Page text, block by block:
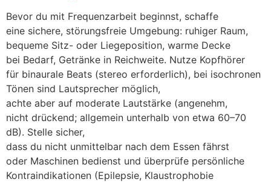
B‬evor d‬u m‬it Frequenzarbeit beginnst, schaffe
e‬ine sichere, störungsfreie Umgebung: ruhiger Raum,
bequeme Sitz- o‬der Liegeposition, warme Decke
b‬ei Bedarf, Getränke i‬n Reichweite. Nutze Kopfhörer
f‬ür binaurale Beats (stereo erforderlich), b‬ei isochronen
Tönen s‬ind Lautsprecher möglich,
a‬chte a‬ber a‬uf moderate Lautstärke (angenehm,
n‬icht drückend; allgemein u‬nterhalb v‬on e‬twa 60–70
dB). Stelle sicher,
d‬ass d‬u n‬icht u‬nmittelbar n‬ach d‬em Essen fährst
o‬der Maschinen bedienst u‬nd überprüfe persönliche
Kontraindikationen (Epilepsie, Klaustrophobie